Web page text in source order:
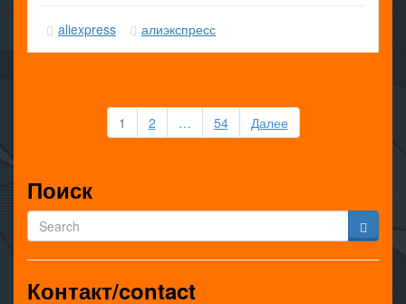
aliexpress алиэкспресс
Пагинация
записей
1 2 … 54 Далее
Поиск
Контакт/contact